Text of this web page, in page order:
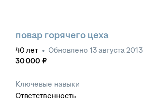
повар горячего цеха
40 лет • Обновлено 13 августа 2013
30 000 ₽
Ключевые навыки
Ответственность